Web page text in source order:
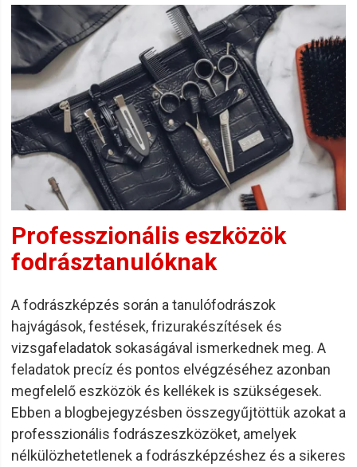
Professzionális eszközök
fodrásztanulóknak
A fodrászképzés során a tanulófodrászok
hajvágások, festések, frizurakészítések és
vizsgafeladatok sokaságával ismerkednek meg. A
feladatok precíz és pontos elvégzéséhez azonban
megfelelő eszközök és kellékek is szükségesek.
Ebben a blogbejegyzésben összegyűjtöttük azokat a
professzionális fodrászeszközöket, amelyek
nélkülözhetetlenek a fodrászképzéshez és a sikeres